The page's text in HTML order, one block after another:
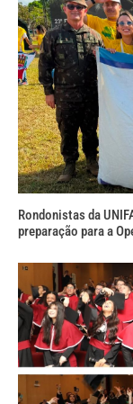
Rondonistas da
preparação para a